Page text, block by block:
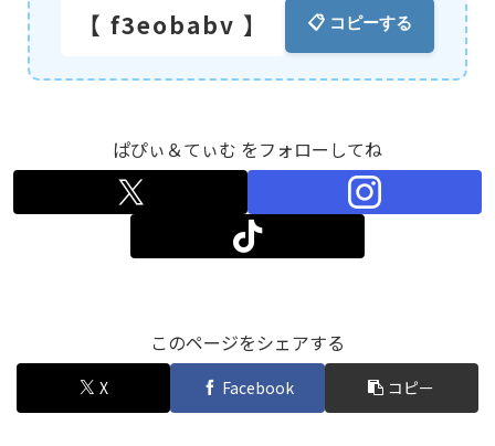
【 f3eobabv 】 📋 コピーする
このページをシェアする
X Facebook コピー
ぱぴぃ＆てぃむ をフォローしてね